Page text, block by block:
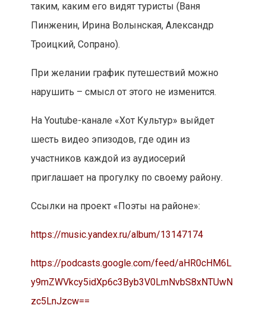
таким, каким его видят туристы (Ваня
Пинженин, Ирина Волынская, Александр
Троицкий, Сопрано).
При желании график путешествий можно
нарушить – смысл от этого не изменится.
На Youtube-канале «Хот Культур» выйдет
шесть видео эпизодов, где один из
участников каждой из аудиосерий
приглашает на прогулку по своему району.
Ссылки на проект «Поэты на районе»:
https://music.yandex.ru/album/13147174
https://podcasts.google.com/feed/aHR0cHM6L
y9mZWVkcy5idXp6c3Byb3V0LmNvbS8xNTUwN
zc5LnJzcw==